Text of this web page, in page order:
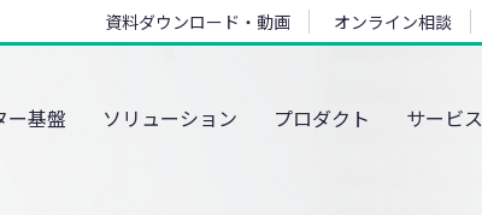
資料ダウンロード・動画 オンライン相談
ー基盤 ソリューション プロダクト サービス